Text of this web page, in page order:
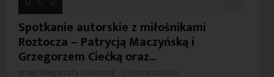
Spotkanie autorskie z miłośnikami
Roztocza – Patrycją Maczyńską i
Grzegorzem Ciećką oraz...